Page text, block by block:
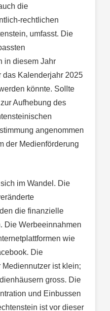
die
rechtlichen
umfasst. Die
in diesem Jahr
das Kalenderjahr 2025
könnte. Sollte
Aufhebung des
angenommen
der Medienförderung
im Wandel. Die
die finanzielle
Die Werbeeinnahmen
wie
Die
ist klein;
gross. Die
und Einbussen
ist vor dieser